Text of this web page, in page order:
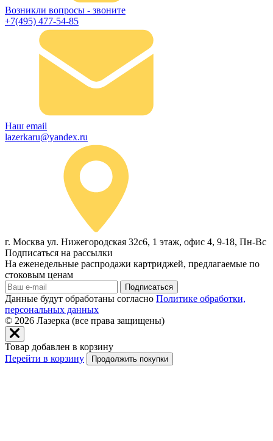
Возникли вопросы - звоните
+7(495) 477-54-85
Наш email
lazerkaru@yandex.ru
г. Москва ул. Нижегородская 32с6, 1 этаж, офис 4, 9-18, Пн-Вс
Подписаться на рассылки
На еженедельные распродажи картриджей, предлагаемые по
стоковым ценам
Подписаться
Данные будут обработаны согласно Политике обработки,
персональных данных
© 2026 Лазерка (все права защищены)
Товар добавлен в корзину
Перейти в корзину
Продолжить покупки